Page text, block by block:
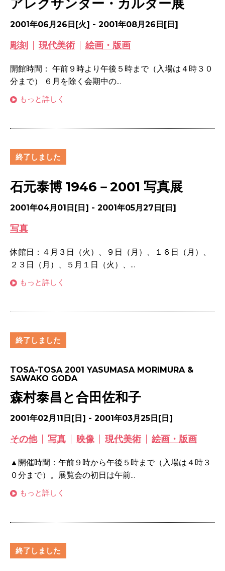
アレクサンダー・カルダー展
2001年06月26日[火] - 2001年08月26日[日]
彫刻 現代美術 絵画・版画
開館時間： 午前９時より午後５時まで（入場は４時３０
分まで） ６月を除く会期中の...
もっと詳しく
終了しました
石元泰博 1946－2001 写真展
2001年04月01日[日] - 2001年05月27日[日]
写真
休館日：４月３日（火）、９日（月）、１６日（月）、
２３日（月）、５月１日（火）、...
もっと詳しく
終了しました
TOSA-TOSA 2001 YASUMASA MORIMURA &
SAWAKO GODA
森村泰昌と合田佐和子
2001年02月11日[日] - 2001年03月25日[日]
その他 写真 映像 現代美術 絵画・版画
▲開催時間：午前９時から午後５時まで（入場は４時３
０分まで）。展覧会の初日は午前...
もっと詳しく
終了しました